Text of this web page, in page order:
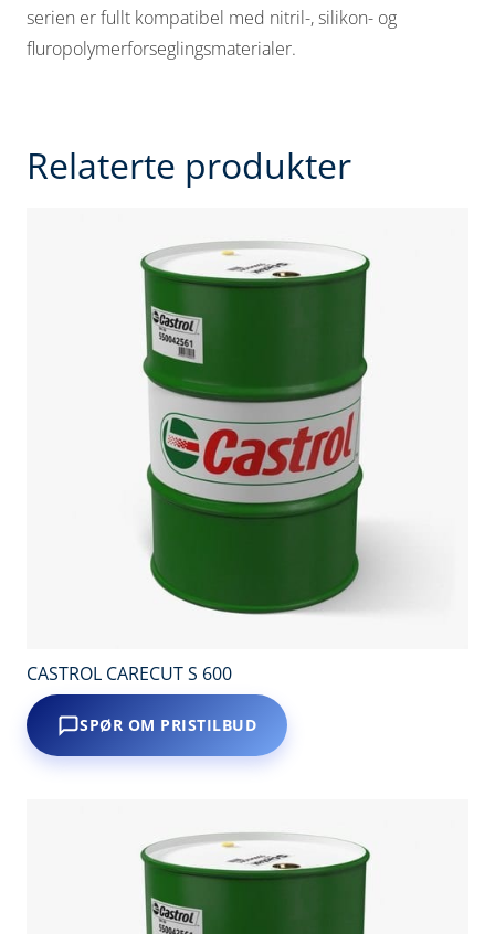
serien er fullt kompatibel med nitril-, silikon- og
fluropolymerforseglingsmaterialer.
Relaterte produkter
CASTROL CARECUT S 600
SPØR OM PRISTILBUD